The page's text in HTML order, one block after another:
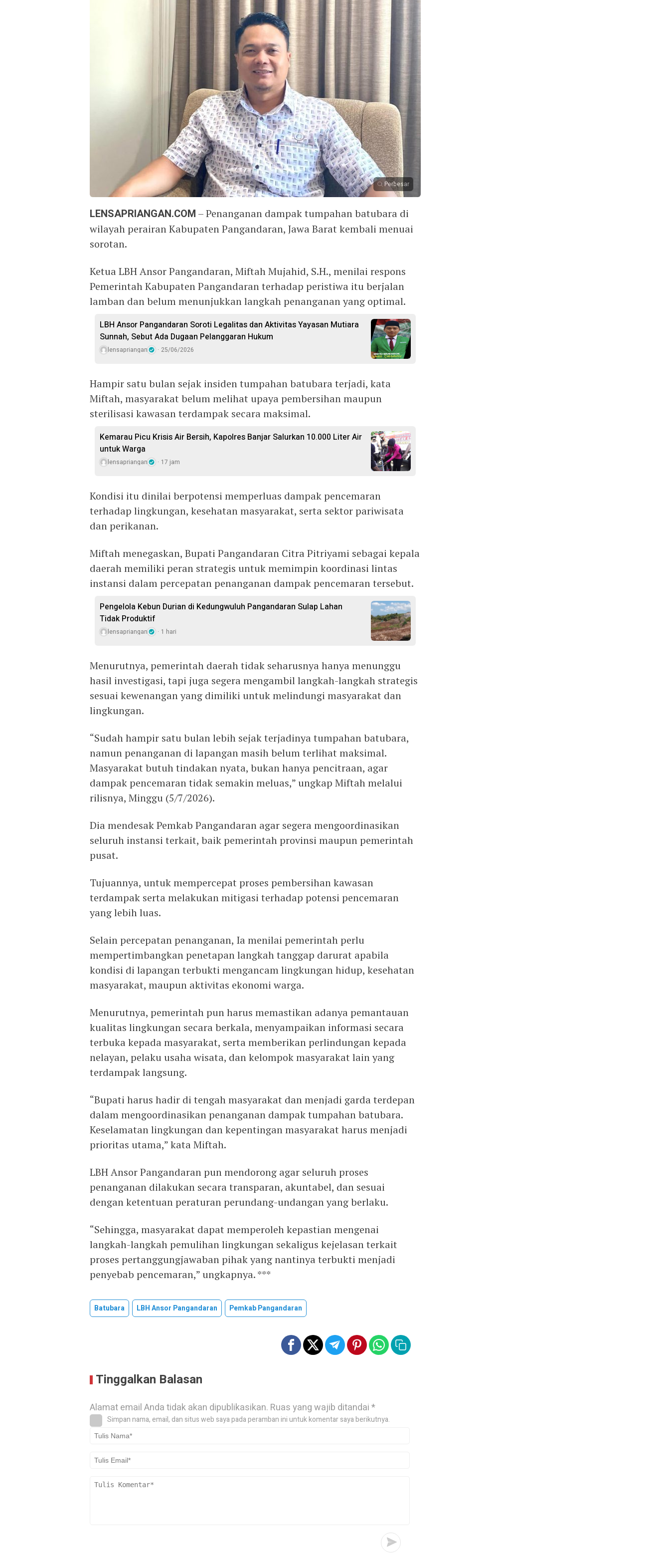
Perbesar
LENSAPRIANGAN.COM – Penanganan dampak tumpahan batubara di
wilayah perairan Kabupaten Pangandaran, Jawa Barat kembali menuai
sorotan.
Ketua LBH Ansor Pangandaran, Miftah Mujahid, S.H., menilai respons
Pemerintah Kabupaten Pangandaran terhadap peristiwa itu berjalan
lamban dan belum menunjukkan langkah penanganan yang optimal.
LBH Ansor Pangandaran Soroti Legalitas dan Aktivitas Yayasan Mutiara
Sunnah, Sebut Ada Dugaan Pelanggaran Hukum
lensapriangan 25/06/2026
Hampir satu bulan sejak insiden tumpahan batubara terjadi, kata
Miftah, masyarakat belum melihat upaya pembersihan maupun
sterilisasi kawasan terdampak secara maksimal.
Kemarau Picu Krisis Air Bersih, Kapolres Banjar Salurkan 10.000 Liter Air
untuk Warga
lensapriangan 17 jam
Kondisi itu dinilai berpotensi memperluas dampak pencemaran
terhadap lingkungan, kesehatan masyarakat, serta sektor pariwisata
dan perikanan.
Miftah menegaskan, Bupati Pangandaran Citra Pitriyami sebagai kepala
daerah memiliki peran strategis untuk memimpin koordinasi lintas
instansi dalam percepatan penanganan dampak pencemaran tersebut.
Pengelola Kebun Durian di Kedungwuluh Pangandaran Sulap Lahan
Tidak Produktif ‎
lensapriangan 1 hari
Menurutnya, pemerintah daerah tidak seharusnya hanya menunggu
hasil investigasi, tapi juga segera mengambil langkah-langkah strategis
sesuai kewenangan yang dimiliki untuk melindungi masyarakat dan
lingkungan.
“Sudah hampir satu bulan lebih sejak terjadinya tumpahan batubara,
namun penanganan di lapangan masih belum terlihat maksimal.
Masyarakat butuh tindakan nyata, bukan hanya pencitraan, agar
dampak pencemaran tidak semakin meluas,” ungkap Miftah melalui
rilisnya, Minggu (5/7/2026).
Dia mendesak Pemkab Pangandaran agar segera mengoordinasikan
seluruh instansi terkait, baik pemerintah provinsi maupun pemerintah
pusat.
Tujuannya, untuk mempercepat proses pembersihan kawasan
terdampak serta melakukan mitigasi terhadap potensi pencemaran
yang lebih luas.
Selain percepatan penanganan, Ia menilai pemerintah perlu
mempertimbangkan penetapan langkah tanggap darurat apabila
kondisi di lapangan terbukti mengancam lingkungan hidup, kesehatan
masyarakat, maupun aktivitas ekonomi warga.
Menurutnya, pemerintah pun harus memastikan adanya pemantauan
kualitas lingkungan secara berkala, menyampaikan informasi secara
terbuka kepada masyarakat, serta memberikan perlindungan kepada
nelayan, pelaku usaha wisata, dan kelompok masyarakat lain yang
terdampak langsung.
“Bupati harus hadir di tengah masyarakat dan menjadi garda terdepan
dalam mengoordinasikan penanganan dampak tumpahan batubara.
Keselamatan lingkungan dan kepentingan masyarakat harus menjadi
prioritas utama,” kata Miftah.
LBH Ansor Pangandaran pun mendorong agar seluruh proses
penanganan dilakukan secara transparan, akuntabel, dan sesuai
dengan ketentuan peraturan perundang-undangan yang berlaku.
“Sehingga, masyarakat dapat memperoleh kepastian mengenai
langkah-langkah pemulihan lingkungan sekaligus kejelasan terkait
proses pertanggungjawaban pihak yang nantinya terbukti menjadi
penyebab pencemaran,” ungkapnya. ***
Batubara LBH Ansor Pangandaran Pemkab Pangandaran
Tinggalkan Balasan
Alamat email Anda tidak akan dipublikasikan. Ruas yang wajib ditandai*
Simpan nama, email, dan situs web saya pada peramban ini untuk komentar saya berikutnya.